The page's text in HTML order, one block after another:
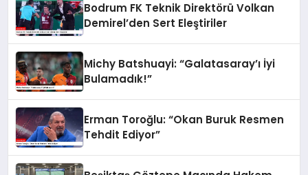
Bodrum FK Teknik Direktörü Volkan
Demirel’den Sert Eleştiriler
Michy Batshuayi: “Galatasaray’ı İyi
Bulamadık!”
Erman Toroğlu: “Okan Buruk Resmen
Tehdit Ediyor”